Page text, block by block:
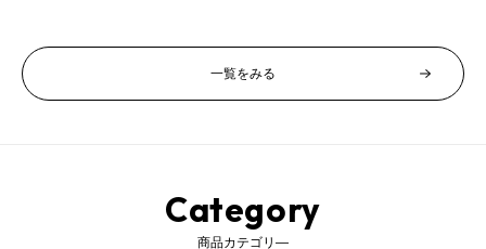
一覧をみる
Category
商品カテゴリ―